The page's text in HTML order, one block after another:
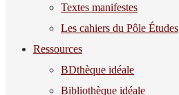
Textes manifestes
Les cahiers du Pôle Études
Ressources
BDthèque idéale
Bibliothèque idéale